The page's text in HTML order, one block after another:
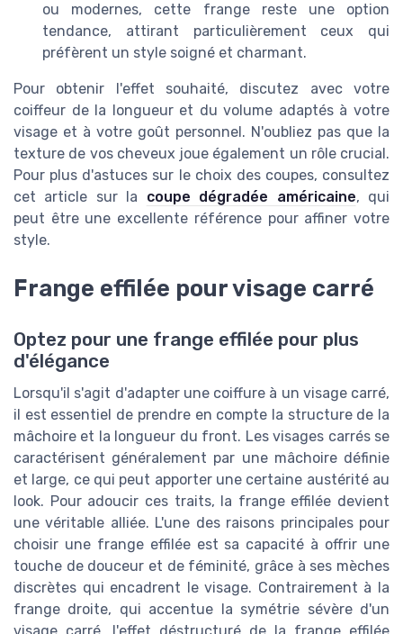
ou modernes, cette frange reste une option
tendance, attirant particulièrement ceux qui
préfèrent un style soigné et charmant.
Pour obtenir l'effet souhaité, discutez avec votre
coiffeur de la longueur et du volume adaptés à votre
visage et à votre goût personnel. N'oubliez pas que la
texture de vos cheveux joue également un rôle crucial.
Pour plus d'astuces sur le choix des coupes, consultez
cet article sur la coupe dégradée américaine, qui
peut être une excellente référence pour affiner votre
style.
Frange effilée pour visage carré
Optez pour une frange effilée pour plus
d'élégance
Lorsqu'il s'agit d'adapter une coiffure à un visage carré,
il est essentiel de prendre en compte la structure de la
mâchoire et la longueur du front. Les visages carrés se
caractérisent généralement par une mâchoire définie
et large, ce qui peut apporter une certaine austérité au
look. Pour adoucir ces traits, la frange effilée devient
une véritable alliée. L'une des raisons principales pour
choisir une frange effilée est sa capacité à offrir une
touche de douceur et de féminité, grâce à ses mèches
discrètes qui encadrent le visage. Contrairement à la
frange droite, qui accentue la symétrie sévère d'un
visage carré, l'effet déstructuré de la frange effilée